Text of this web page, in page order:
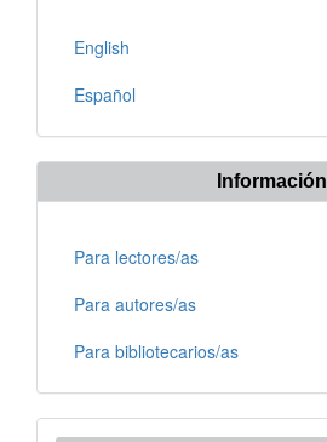
English
Español
Información
Para lectores/as
Para autores/as
Para bibliotecarios/as